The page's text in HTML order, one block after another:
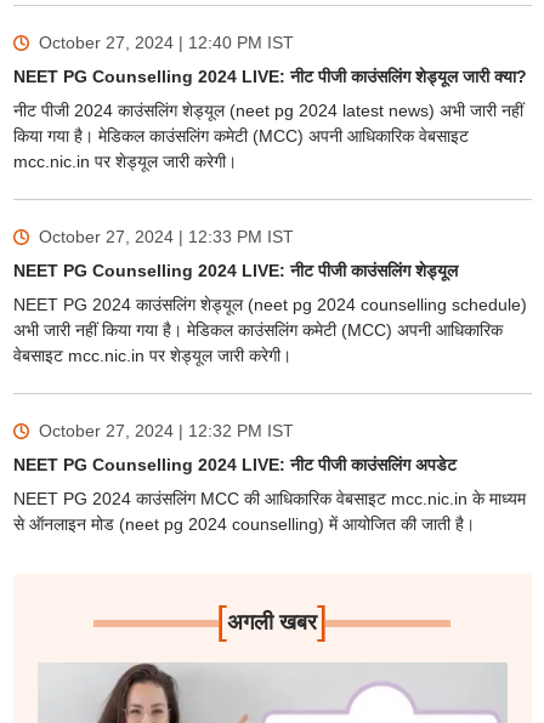
October 27, 2024 | 12:40 PM IST
NEET PG Counselling 2024 LIVE: नीट पीजी काउंसलिंग शेड्यूल जारी क्या?
नीट पीजी 2024 काउंसलिंग शेड्यूल (neet pg 2024 latest news) अभी जारी नहीं
किया गया है। मेडिकल काउंसलिंग कमेटी (MCC) अपनी आधिकारिक वेबसाइट
mcc.nic.in पर शेड्यूल जारी करेगी।
October 27, 2024 | 12:33 PM IST
NEET PG Counselling 2024 LIVE: नीट पीजी काउंसलिंग शेड्यूल
NEET PG 2024 काउंसलिंग शेड्यूल (neet pg 2024 counselling schedule)
अभी जारी नहीं किया गया है। मेडिकल काउंसलिंग कमेटी (MCC) अपनी आधिकारिक
वेबसाइट mcc.nic.in पर शेड्यूल जारी करेगी।
October 27, 2024 | 12:32 PM IST
NEET PG Counselling 2024 LIVE: नीट पीजी काउंसलिंग अपडेट
NEET PG 2024 काउंसलिंग MCC की आधिकारिक वेबसाइट mcc.nic.in के माध्यम
से ऑनलाइन मोड (neet pg 2024 counselling) में आयोजित की जाती है।
[अगली खबर]